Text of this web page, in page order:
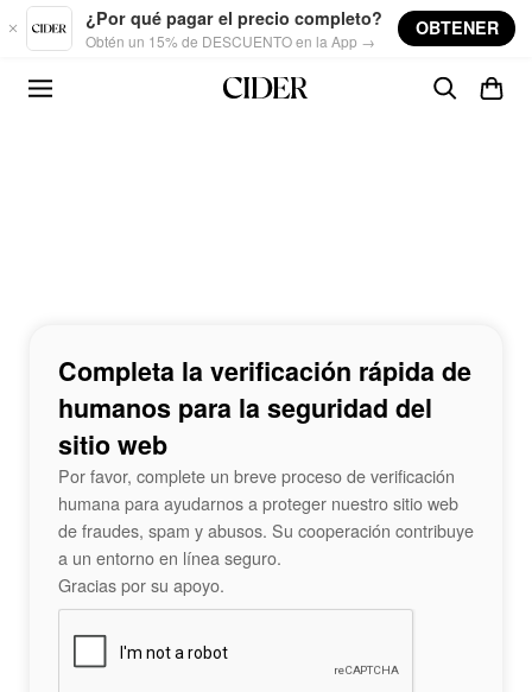
Skip to main content
¿Por qué pagar el precio completo?
Obtén un 15% de DESCUENTO en la App →
OBTENER
Completa la verificación rápida de
humanos para la seguridad del
sitio web
Por favor, complete un breve proceso de verificación
humana para ayudarnos a proteger nuestro sitio web
de fraudes, spam y abusos. Su cooperación contribuye
a un entorno en línea seguro.
Gracias por su apoyo.